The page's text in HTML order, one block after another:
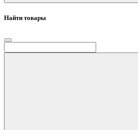
Найти товары